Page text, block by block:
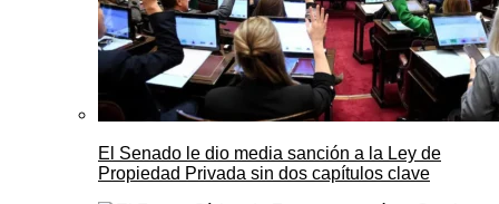
El Senado le dio media sanción a la Ley de
Propiedad Privada sin dos capítulos clave